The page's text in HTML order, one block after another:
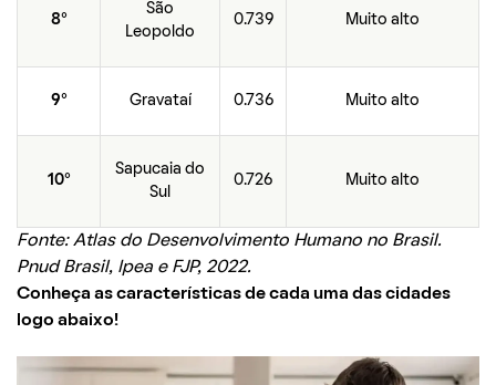
8°
São
Leopoldo
0.739 Muito alto
9° Gravataí 0.736 Muito alto
10°
Sapucaia do
Sul
0.726 Muito alto
Fonte: Atlas do Desenvolvimento Humano no Brasil.
Pnud Brasil, Ipea e FJP, 2022.
Conheça as características de cada uma das cidades
logo abaixo!